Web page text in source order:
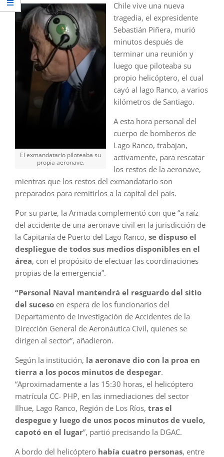
El exmandatario piloteaba su
propia aeronave.
Chile vive una nueva
tragedia, el expresidente
Sebastián Piñera, murió
minutos después de
terminar una reunión y
luego que piloteaba su
propio helicóptero, el cual
cayó al lago Ranco, a varios
kilómetros de Santiago.
A esta hora personal del
cuerpo de bomberos de
Lago Ranco, trabajan,
activamente, para rescatar
los restos de la aeronave,
mientras que los restos del exmandatario son
preparados para remitirlos a la capital del país.
Por su parte, la Armada complementó con que “a raíz
del accidente de una aeronave civil en la jurisdicción de
la Capitanía de Puerto del Lago Ranco, se dispuso el
despliegue de todos sus medios disponibles en el
área, con el propósito de efectuar las coordinaciones
propias de la emergencia”.
“Personal Naval mantendrá el resguardo del sitio
del suceso en espera de los funcionarios del
Departamento de Investigación de Accidentes de la
Dirección General de Aeronáutica Civil, quienes se
dirigen al sector”, añadieron.
Según la institución, la aeronave dio con la proa en
tierra a los pocos minutos de despegar.
“Aproximadamente a las 15:30 horas, el helicóptero
matrícula CC- PHP, en las inmediaciones del sector
Ilhue, Lago Ranco, Región de Los Ríos, tras el
despegue y luego de unos pocos minutos de vuelo,
capotó en el lugar”, partió precisando la DGAC.
A bordo del helicóptero había cuatro personas, entre